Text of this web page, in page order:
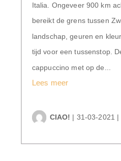
Italia. Ongeveer 900 km
bereikt de grens tussen
landschap, geuren en
tijd voor een tussenstop.
cappuccino met op de...
Lees meer
CIAO! | 31-03-2021 |